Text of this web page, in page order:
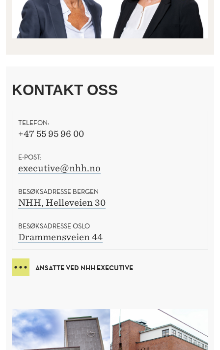
KONTAKT OSS
TELEFON:
+47 55 95 96 00
E-POST:
executive@nhh.no
BESØKSADRESSE BERGEN
NHH, Helleveien 30
BESØKSADRESSE OSLO
Drammensveien 44
ANSATTE VED NHH EXECUTIVE